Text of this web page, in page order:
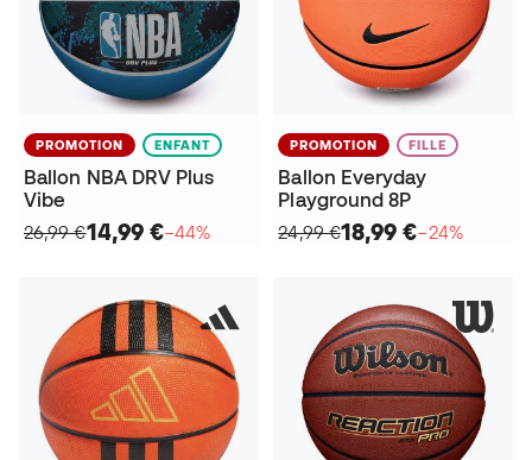
PROMOTION ENFANT
Ballon NBA DRV Plus
Vibe
26,99 €14,99 €−44%
PROMOTION FILLE
Ballon Everyday
Playground 8P
24,99 €18,99 €−24%